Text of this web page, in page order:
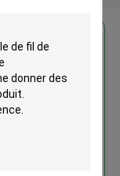
réglable de
suspendu